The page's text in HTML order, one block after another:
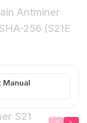
Antminer
256 (S21E
Manual
S21